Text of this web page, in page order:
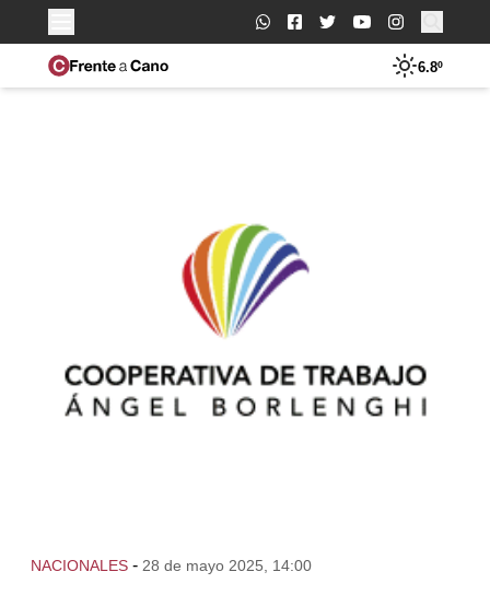
Buscar:
6.8º
NACIONALES - 28 de mayo 2025, 14:00